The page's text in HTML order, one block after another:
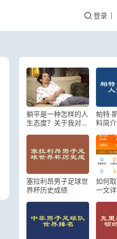
登录
躺平是一种怎样的人
生态度？关于我对年
帕特·
料简介
塞拉利昂男子足球世
界杯历史成绩
如何
一文